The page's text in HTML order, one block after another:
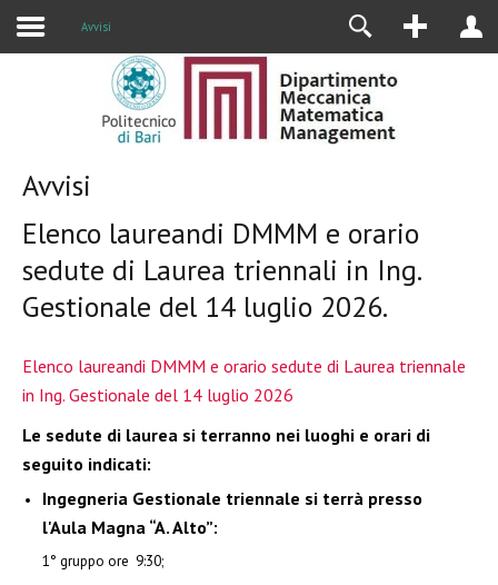
Avvisi
Avvisi
Elenco laureandi DMMM e orario
sedute di Laurea triennali in Ing.
Gestionale del 14 luglio 2026.
Elenco laureandi DMMM e orario sedute di Laurea triennale
in Ing. Gestionale del 14 luglio 2026
Le sedute di laurea si terranno nei luoghi e orari di
seguito indicati:
Ingegneria Gestionale triennale si terrà presso
l'Aula Magna “A. Alto”:
1° gruppo ore 9:30;